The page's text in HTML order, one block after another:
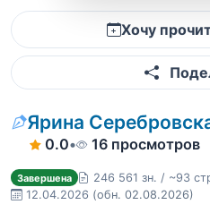
Хочу
Ярина
0.0• 16 просмотров
Завершена
246 561 зн. / ~93
12.04.2026 (обн. 02.08.2026)